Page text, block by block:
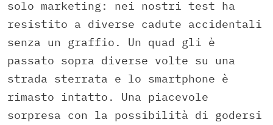
solo marketing: nei nostri test ha
resistito a diverse cadute accidentali
senza un graffio. Un quad gli è
passato sopra diverse volte su una
strada sterrata e lo smartphone è
rimasto intatto. Una piacevole
sorpresa con la possibilità di godersi